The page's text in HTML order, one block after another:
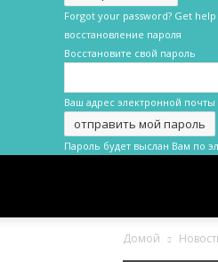
Forgot your password? Get help
восстановление пароля
Восстановите свой пароль
Ваш адрес электронной почты
Пароль будет выслан Вам по
Ингушетии
Домой